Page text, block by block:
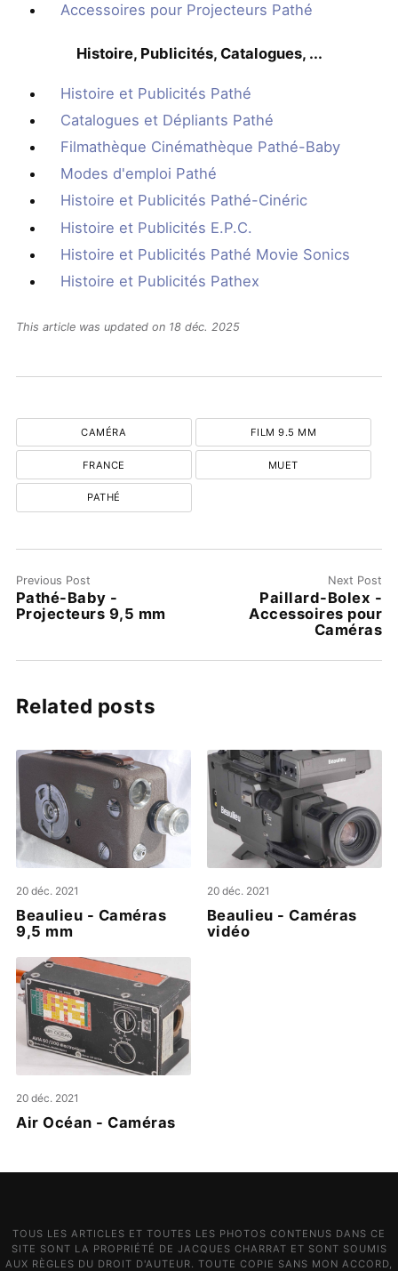
Accessoires pour Projecteurs Pathé
Histoire, Publicités, Catalogues, ...
Histoire et Publicités Pathé
Catalogues et Dépliants Pathé
Filmathèque Cinémathèque Pathé-Baby
Modes d'emploi Pathé
Histoire et Publicités Pathé-Cinéric
Histoire et Publicités E.P.C.
Histoire et Publicités Pathé Movie Sonics
Histoire et Publicités Pathex
This article was updated on 18 déc. 2025
CAMÉRA FILM 9.5 MM
FRANCE MUET
PATHÉ
Previous Post
Pathé-Baby -
Projecteurs 9,5 mm
Next Post
Paillard-Bolex -
Accessoires pour
Caméras
Related posts
20 déc. 2021
Beaulieu - Caméras
9,5 mm
20 déc. 2021
Beaulieu - Caméras
vidéo
20 déc. 2021
Air Océan - Caméras
TOUS LES ARTICLES ET TOUTES LES PHOTOS CONTENUS DANS CE
SITE SONT LA PROPRIÉTÉ DE JACQUES CHARRAT ET SONT SOUMIS
AUX RÈGLES DU DROIT D'AUTEUR. TOUTE COPIE SANS MON ACCORD,